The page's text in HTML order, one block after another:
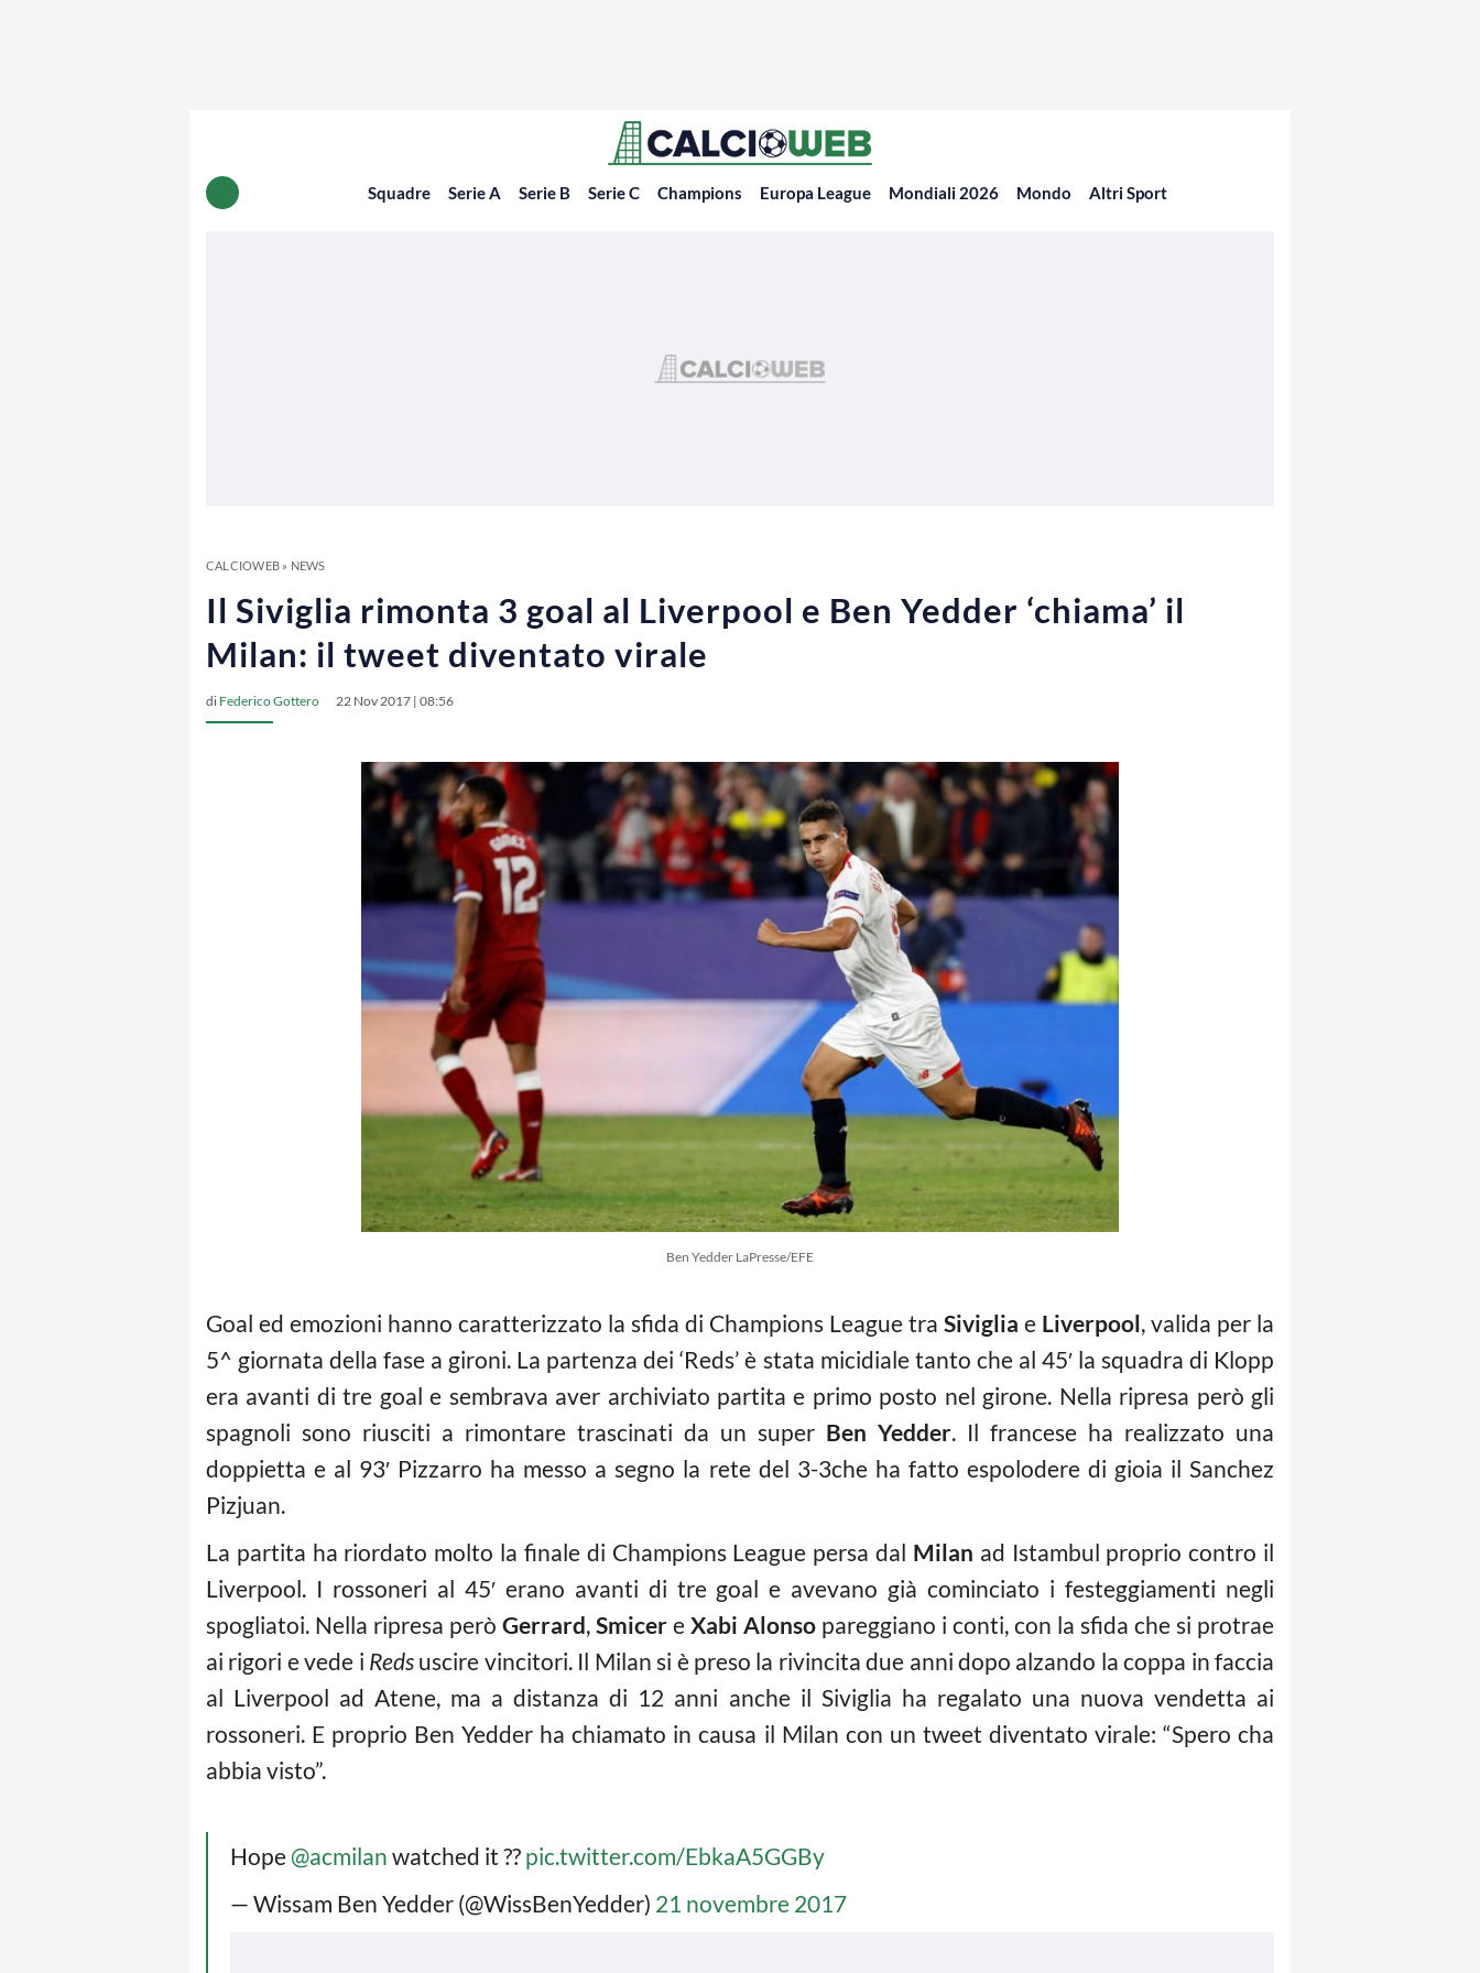
Squadre Serie A Serie B Serie C Champions Europa League Mondiali 2026 Mondo Altri Sport
CALCIOWEB» NEWS
Il Siviglia rimonta 3 goal al Liverpool e Ben Yedder ‘chiama’ il
Milan: il tweet diventato virale
di Federico Gottero 22 Nov 2017 | 08:56
Ben Yedder LaPresse/EFE
Goal ed emozioni hanno caratterizzato la sfida di Champions League tra Siviglia e Liverpool, valida per la
5^ giornata della fase a gironi. La partenza dei ‘Reds’ è stata micidiale tanto che al 45′ la squadra di Klopp
era avanti di tre goal e sembrava aver archiviato partita e primo posto nel girone. Nella ripresa però gli
spagnoli sono riusciti a rimontare trascinati da un super Ben Yedder. Il francese ha realizzato una
doppietta e al 93′ Pizzarro ha messo a segno la rete del 3-3che ha fatto espolodere di gioia il Sanchez
Pizjuan.
La partita ha riordato molto la finale di Champions League persa dal Milan ad Istambul proprio contro il
Liverpool. I rossoneri al 45′ erano avanti di tre goal e avevano già cominciato i festeggiamenti negli
spogliatoi. Nella ripresa però Gerrard, Smicer e Xabi Alonso pareggiano i conti, con la sfida che si protrae
ai rigori e vede i Reds uscire vincitori. Il Milan si è preso la rivincita due anni dopo alzando la coppa in faccia
al Liverpool ad Atene, ma a distanza di 12 anni anche il Siviglia ha regalato una nuova vendetta ai
rossoneri. E proprio Ben Yedder ha chiamato in causa il Milan con un tweet diventato virale: “Spero cha
abbia visto”.
Hope @acmilan watched it ?? pic.twitter.com/EbkaA5GGBy
— Wissam Ben Yedder (@WissBenYedder) 21 novembre 2017